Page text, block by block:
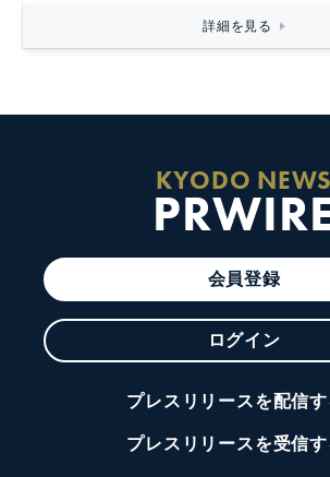
詳細を見る
KYODO NEWS
会員登録
ログイン
プレスリリースを配信す
プレスリリースを受信す